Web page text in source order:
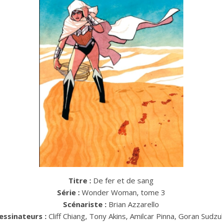
Titre : De fer et de sang
Série : Wonder Woman, tome 3
Scénariste : Brian Azzarello
:Cliff Chiang, Tony Akins, Amilcar Pinna, Goran